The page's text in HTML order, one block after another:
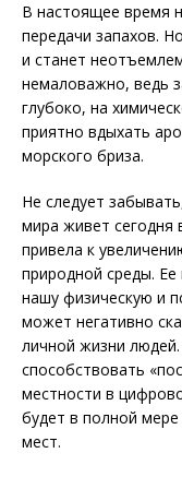
В настоящее время
передачи запахов.
и станет
немаловажно, ведь
глубоко, на
приятно вдыхать
морского бриза.
Не следует
мира живет сегодня
привела к
природной среды.
нашу физическую и
может негативно
личной жизни
способствовать
местности в
будет в полной
мест.